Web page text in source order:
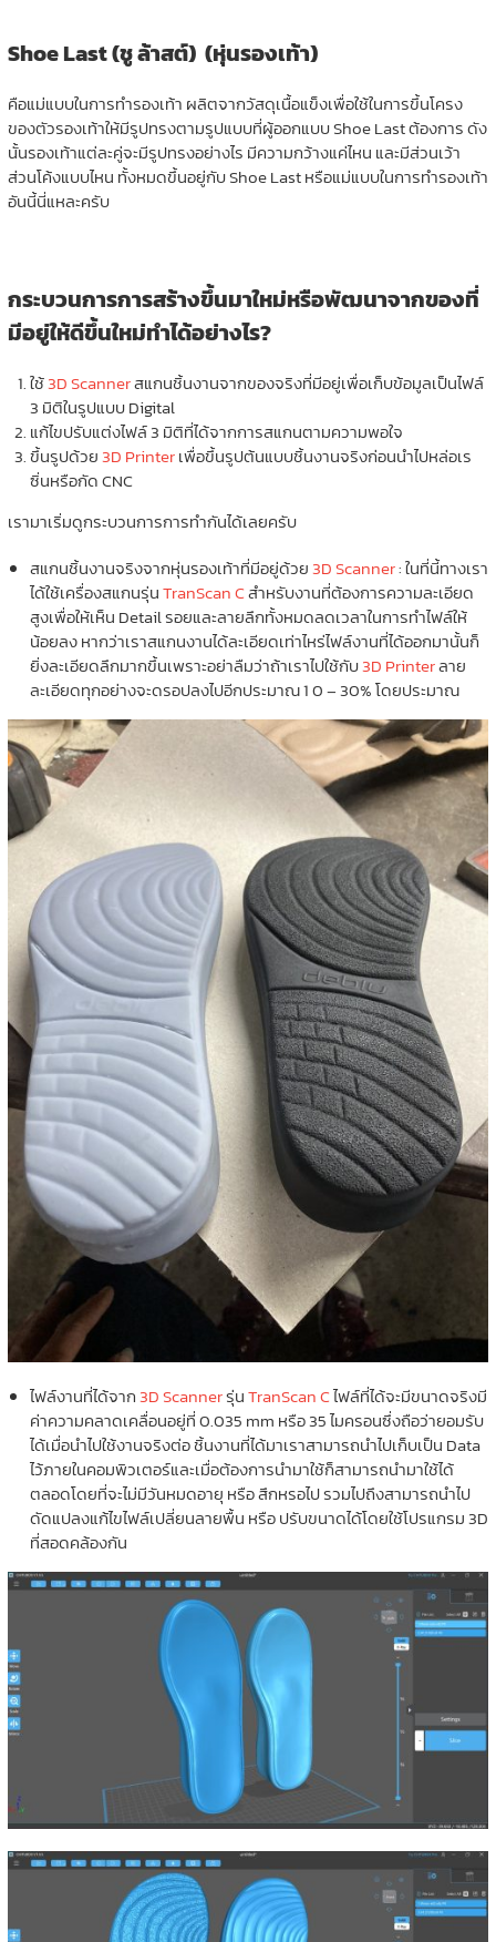
Shoe Last (ชู ล้าสต์) (หุ่นรองเท้า)
คือแม่แบบในการทำรองเท้า ผลิตจากวัสดุเนื้อแข็งเพื่อใช้ในการขึ้นโครง
ของตัวรองเท้าให้มีรูปทรงตามรูปแบบที่ผู้ออกแบบ Shoe Last ต้องการ ดัง
นั้นรองเท้าแต่ละคู่จะมีรูปทรงอย่างไร มีความกว้างแค่ไหน และมีส่วนเว้า
ส่วนโค้งแบบไหน ทั้งหมดขึ้นอยู่กับ Shoe Last หรือแม่แบบในการทำรองเท้า
อันนี้นี่แหละครับ
กระบวนการการสร้างขึ้นมาใหม่หรือพัฒนาจากของที่
มีอยู่ให้ดีขึ้นใหม่ทำได้อย่างไร?
ใช้3D Scannerสแกนชิ้นงานจากของจริงที่มีอยู่เพื่อเก็บข้อมูลเป็นไฟล์
3 มิติในรูปแบบ Digital
แก้ไขปรับแต่งไฟล์ 3 มิติที่ได้จากการสแกนตามความพอใจ
ขึ้นรูปด้วย3D Printerเพื่อขึ้นรูปต้นแบบชิ้นงานจริงก่อนนำไปหล่อเร
ซิ่นหรือกัด CNC
เรามาเริ่มดูกระบวนการการทำกันได้เลยครับ
สแกนชิ้นงานจริงจากหุ่นรองเท้าที่มีอยู่ด้วย3D Scanner: ในที่นี้ทางเรา
ได้ใช้เครื่องสแกนรุ่นTranScan Cสำหรับงานที่ต้องการความละเอียด
สูงเพื่อให้เห็น Detail รอยและลายลึกทั้งหมดลดเวลาในการทำไฟล์ให้
น้อยลง หากว่าเราสแกนงานได้ละเอียดเท่าไหร่ไฟล์งานที่ได้ออกมานั้นก็
ยิ่งละเอียดลึกมากขึ้นเพราะอย่าลืมว่าถ้าเราไปใช้กับ3D Printerลาย
ละเอียดทุกอย่างจะดรอปลงไปอีกประมาณ 1 0 – 30% โดยประมาณ
ไฟล์งานที่ได้จาก3D Scannerรุ่นTranScan Cไฟล์ที่ได้จะมีขนาดจริงมี
ค่าความคลาดเคลื่อนอยู่ที่ 0.035 mm หรือ 35 ไมครอนซึ่งถือว่ายอมรับ
ได้เมื่อนำไปใช้งานจริงต่อ ชิ้นงานที่ได้มาเราสามารถนำไปเก็บเป็น Data
ไว้ภายในคอมพิวเตอร์และเมื่อต้องการนำมาใช้ก็สามารถนำมาใช้ได้
ตลอดโดยที่จะไม่มีวันหมดอายุ หรือ สึกหรอไป รวมไปถึงสามารถนำไป
ดัดแปลงแก้ไขไฟล์เปลี่ยนลายพื้น หรือ ปรับขนาดได้โดยใช้โปรแกรม 3D
ที่สอดคล้องกัน